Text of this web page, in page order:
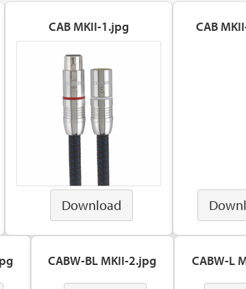
CAB MKII-1.jpg
Download
CAB
CABW-BL MKII-2.jpg CABW-L